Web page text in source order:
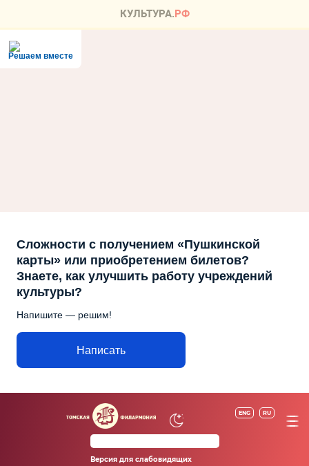
Решаем вместе
Сложности с получением «Пушкинской
карты» или приобретением билетов?
Знаете, как улучшить работу учреждений
культуры?
Напишите — решим!
Написать
ENG RU
Версия для слабовидящих